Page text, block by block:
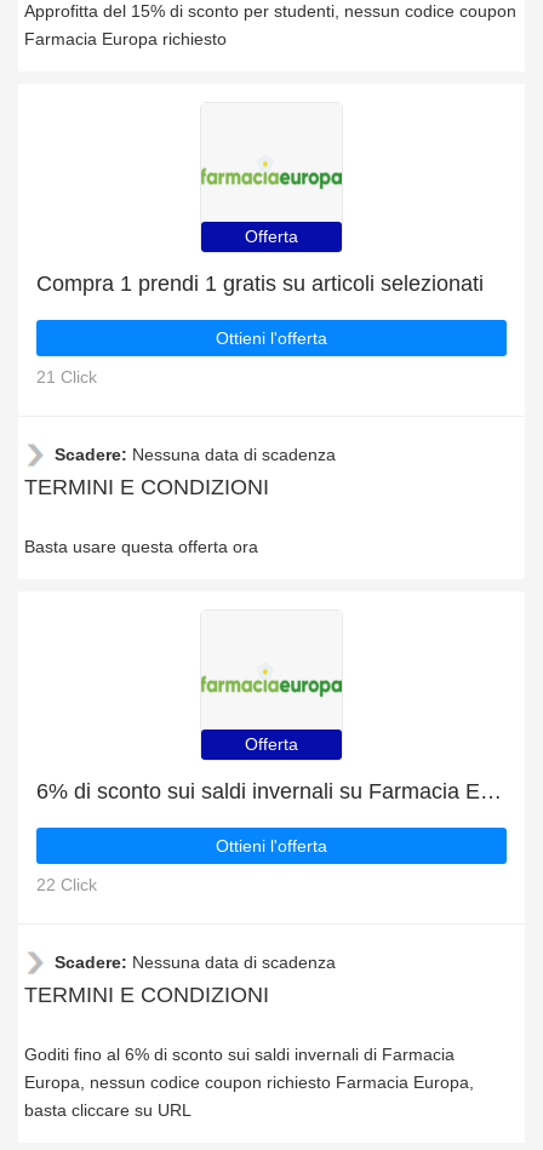
Approfitta del 15% di sconto per studenti, nessun codice coupon
Farmacia Europa richiesto
Offerta
Compra 1 prendi 1 gratis su articoli selezionati
Ottieni l'offerta
21 Click
Scadere: Nessuna data di scadenza
TERMINI E CONDIZIONI
Basta usare questa offerta ora
Offerta
6% di sconto sui saldi invernali su Farmacia Europa
Ottieni l'offerta
22 Click
Scadere: Nessuna data di scadenza
TERMINI E CONDIZIONI
Goditi fino al 6% di sconto sui saldi invernali di Farmacia
Europa, nessun codice coupon richiesto Farmacia Europa,
basta cliccare su URL